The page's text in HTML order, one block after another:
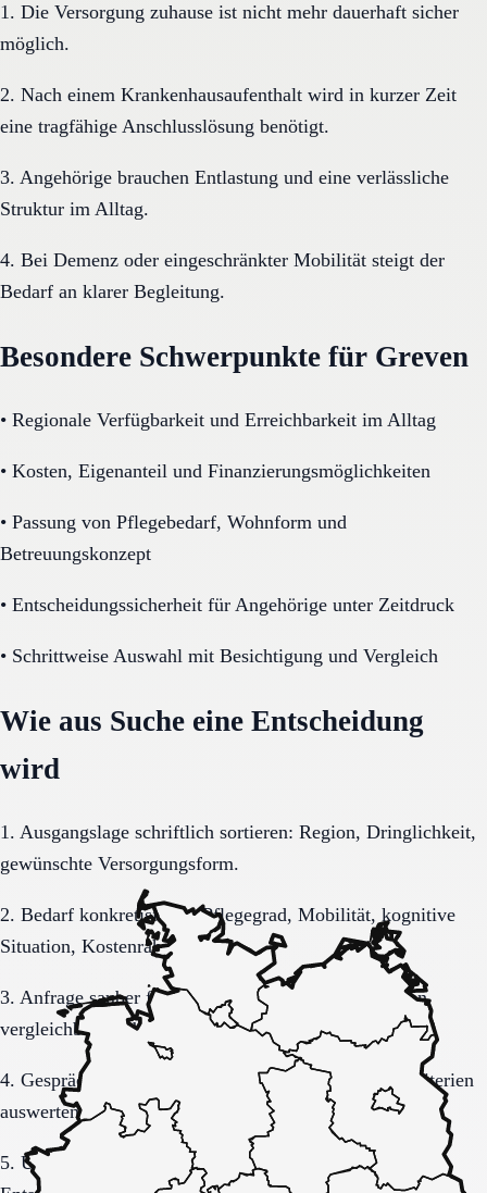
1. Die Versorgung zuhause ist nicht mehr dauerhaft sicher
möglich.
2. Nach einem Krankenhausaufenthalt wird in kurzer Zeit
eine tragfähige Anschlusslösung benötigt.
3. Angehörige brauchen Entlastung und eine verlässliche
Struktur im Alltag.
4. Bei Demenz oder eingeschränkter Mobilität steigt der
Bedarf an klarer Begleitung.
Besondere Schwerpunkte für Greven
• Regionale Verfügbarkeit und Erreichbarkeit im Alltag
• Kosten, Eigenanteil und Finanzierungsmöglichkeiten
• Passung von Pflegebedarf, Wohnform und
Betreuungskonzept
• Entscheidungssicherheit für Angehörige unter Zeitdruck
• Schrittweise Auswahl mit Besichtigung und Vergleich
Wie aus Suche eine Entscheidung
wird
1. Ausgangslage schriftlich sortieren: Region, Dringlichkeit,
gewünschte Versorgungsform.
2. Bedarf konkretisieren: Pflegegrad, Mobilität, kognitive
Situation, Kostenrahmen.
3. Anfrage sauber formulieren, damit Rückmeldungen
vergleichbar bleiben.
4. Gespräche und Besichtigungen mit festen Muss-Kriterien
auswerten.
5. Übergang, Kommunikation und Kosten vor der